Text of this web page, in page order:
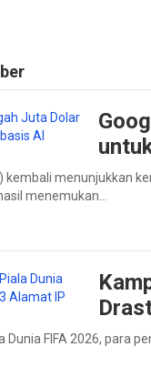
kembali menunjukkan
menemukan…
Dunia FIFA 2026, para